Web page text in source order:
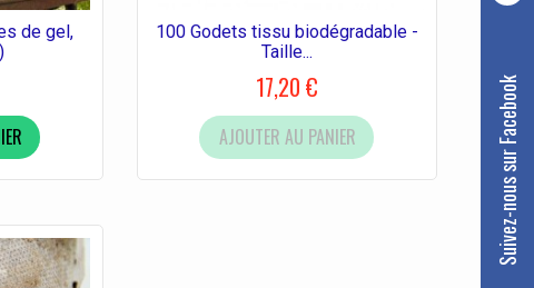
Suivez-nous sur Facebook
de gel,
100 Godets tissu biodégradable -
Taille...
17,20 €
AJOUTER AU PANIER